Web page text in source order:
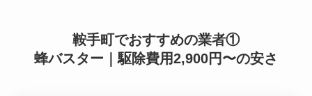
鞍手町でおすすめの業者①
蜂バスター｜駆除費用2,900円〜の安さ